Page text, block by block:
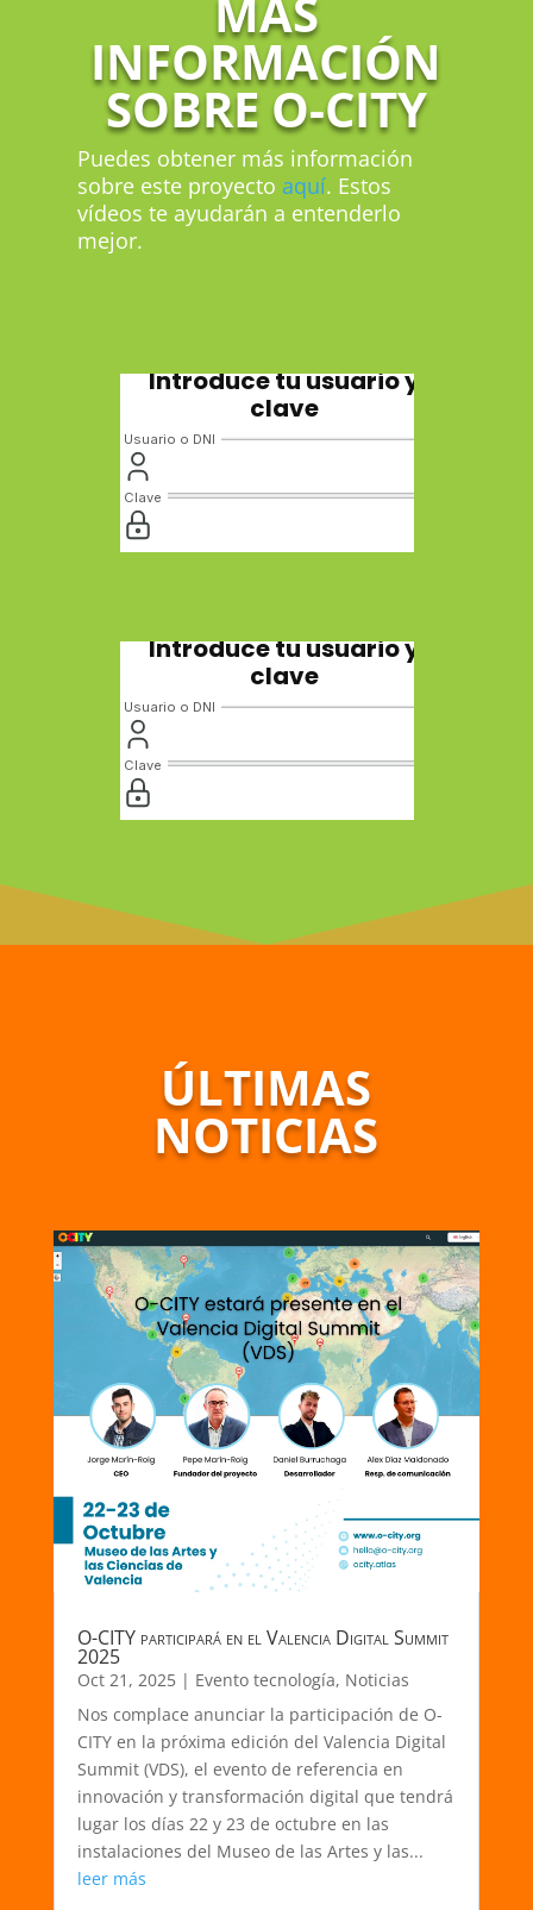
MÁS
INFORMACIÓN
SOBRE O-CITY
Puedes obtener más información
sobre este proyecto aquí. Estos
vídeos te ayudarán a entenderlo
mejor.
ÚLTIMAS
NOTICIAS
O-CITY participará en el Valencia Digital Summit
2025
Oct 21, 2025| Evento tecnología, Noticias
Nos complace anunciar la participación de O-
CITY en la próxima edición del Valencia Digital
Summit (VDS), el evento de referencia en
innovación y transformación digital que tendrá
lugar los días 22 y 23 de octubre en las
instalaciones del Museo de las Artes y las...
leer más